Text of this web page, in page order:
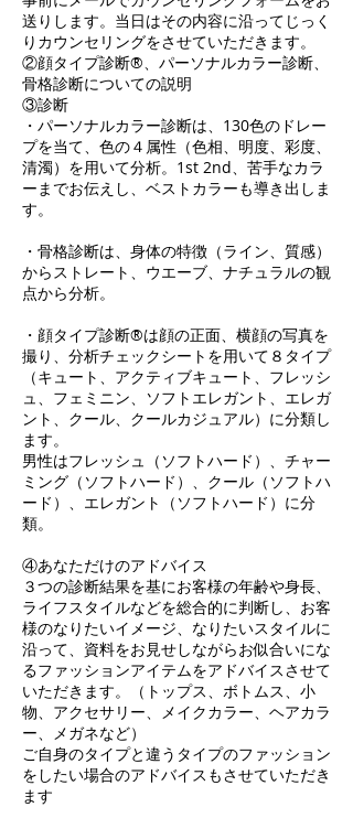
送りします。当日はその内容に沿ってじっく
りカウンセリングをさせていただきます。
②顔タイプ診断®︎、パーソナルカラー診断、
骨格診断についての説明
③診断
・パーソナルカラー診断は、130色のドレー
プを当て、色の４属性（色相、明度、彩度、
清濁）を用いて分析。1st 2nd、苦手なカラ
ーまでお伝えし、ベストカラーも導き出しま
す。
・骨格診断は、身体の特徴（ライン、質感）
からストレート、ウエーブ、ナチュラルの観
点から分析。
・顔タイプ診断®︎は顔の正面、横顔の写真を
撮り、分析チェックシートを用いて８タイプ
（キュート、アクティブキュート、フレッシ
ュ、フェミニン、ソフトエレガント、エレガ
ント、クール、クールカジュアル）に分類し
ます。
男性はフレッシュ（ソフトハード）、チャー
ミング（ソフトハード）、クール（ソフトハ
ード）、エレガント（ソフトハード）に分
類。
④あなただけのアドバイス
３つの診断結果を基にお客様の年齢や身長、
ライフスタイルなどを総合的に判断し、お客
様のなりたいイメージ、なりたいスタイルに
沿って、資料をお見せしながらお似合いにな
るファッションアイテムをアドバイスさせて
いただきます。（トップス、ボトムス、小
物、アクセサリー、メイクカラー、ヘアカラ
ー、メガネなど）
ご自身のタイプと違うタイプのファッション
をしたい場合のアドバイスもさせていただき
ます